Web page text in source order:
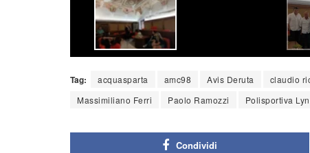
Tag: acquasparta amc98 Avis Deruta claudio
Massimiliano Ferri
Paolo Ramozzi Polisportiva
Condividi